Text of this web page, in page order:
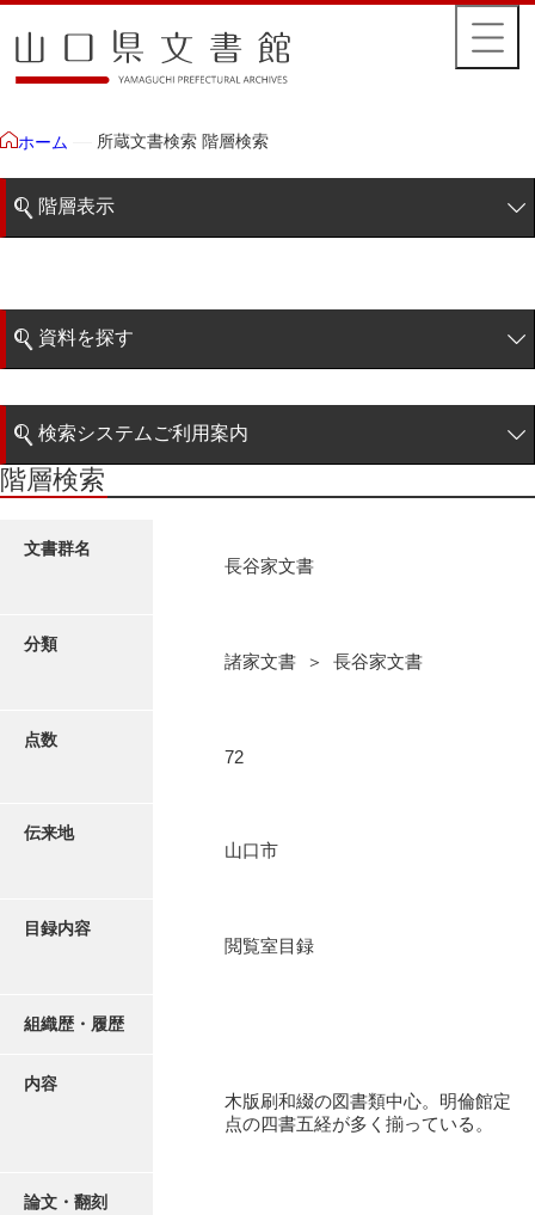
ホーム 所蔵文書検索 階層検索
階層表示
藩政文書
特定歴史公文書
諸家文書
荒瀬家文書（防府市）
阿武家文書（山口市）
資料を探す
階層検索
近代刊行写真帳類
検索システムご利用案内
検索システムの利用について
更新履歴
階層検索
文書群名
長谷家文書
分類
諸家文書 ＞ 長谷家文書
点数
72
伝来地
山口市
目録内容
閲覧室目録
組織歴・履歴
内容
木版刷和綴の図書類中心。明倫館定
点の四書五経が多く揃っている。
論文・翻刻